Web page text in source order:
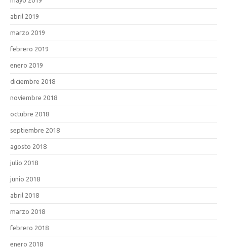
abril 2019
marzo 2019
febrero 2019
enero 2019
diciembre 2018
noviembre 2018
octubre 2018
septiembre 2018
agosto 2018
julio 2018
junio 2018
abril 2018
marzo 2018
febrero 2018
enero 2018